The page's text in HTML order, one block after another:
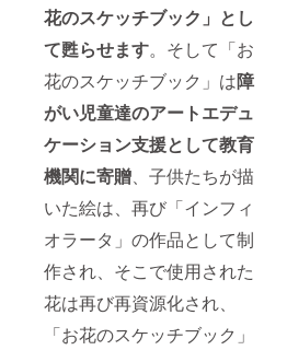
花のスケッチブック」とし
て甦らせます。そして「お
花のスケッチブック」は障
がい児童達のアートエデュ
ケーション支援として教育
機関に寄贈、子供たちが描
いた絵は、再び「インフィ
オラータ」の作品として制
作され、そこで使用された
花は再び再資源化され、
「お花のスケッチブック」